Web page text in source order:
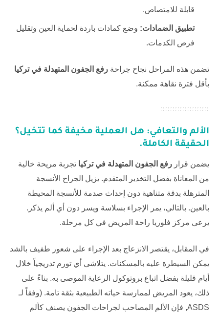
قابلة للامتصاص.
تطبيق الضمادات: وضع كمادات باردة لحماية العين وتقليل
فرص الكدمات.
تضمن هذه المراحل نجاح جراحة رفع الجفون المتهدلة في تركيا
بأقل فترة نقاهة ممكنة.
الألم والتعافي: هل العملية مخيفة كما تتخيل؟
الحقيقة الكاملة.
يضمن قرار رفع الجفون المتهدلة في تركيا تجربة مريحة خالية
من المعاناة بفضل التخدير المتقدم. يزيل الجراح الأنسجة
المترهلة بدقة متناهية دون إحداث صدمة للأنسجة المحيطة
بالعين. بالتالي، يمر الإجراء بسلاسة ويسر دون أي ألم يذكر.
يرعى مركز فلوريا راحة المريض في كل مرحلة.
في المقابل، يقتصر الانزعاج بعد الإجراء على شعور طفيف بالشد
يمكن السيطرة عليه بالمسكنات. يتلاشى أي تورم تدريجياً خلال
أيام قليلة بفضل اتباع بروتوكول الرعاية الموصى به. بناءً على
ذلك، يعود المريض لممارسة حياته الطبيعية بثقة تامة. (وفقاً لـ
ASDS, فإن الألم المصاحب لجراحات الجفون يصنف كألم